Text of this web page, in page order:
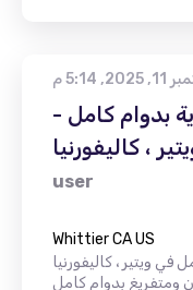
5:14 م
بدوام كامل -
، كاليفورنيا
user
Whittier CA US
ويتير ، كاليفورنيا
ومتفريغ بدوام كامل